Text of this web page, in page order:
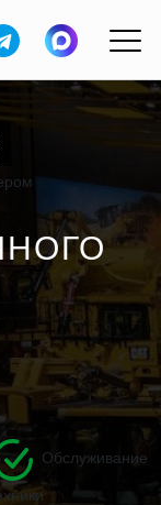
Обслуживание